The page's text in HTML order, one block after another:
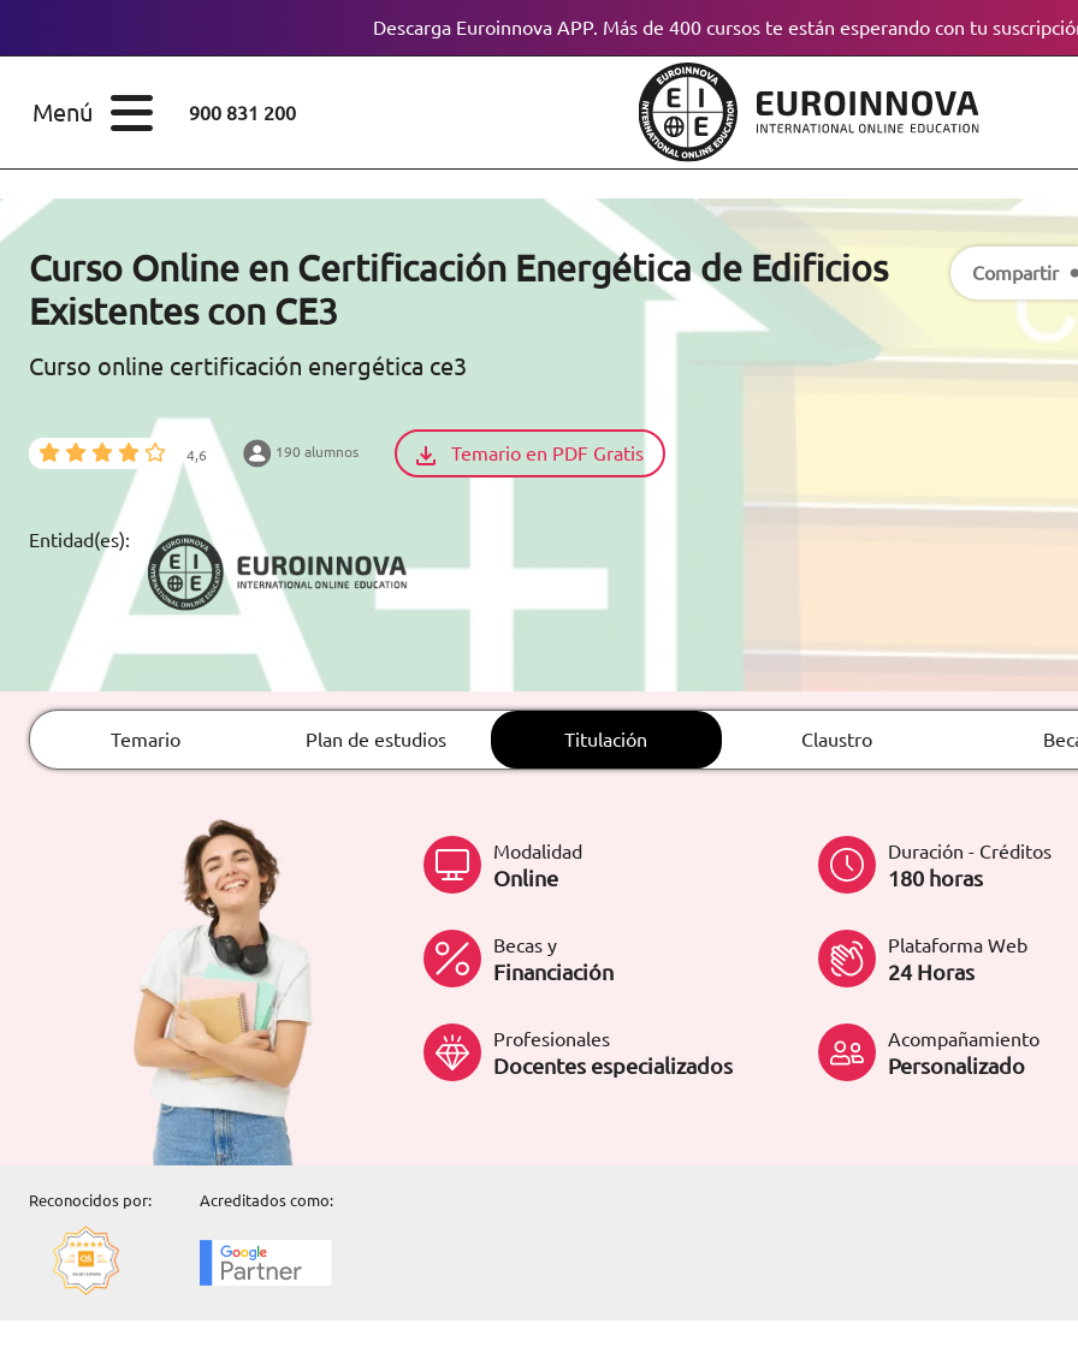
Descarga Euroinnova APP. Más de 400 cursos te están esperando con tu
Menú 900 831 200
ESTUDIOS
CONOCE EUROINNOVA
BECAS Y
RECURSOS
EDUCATIVOS
ARTÍCULOS
ORIENTACIÓN
LABORAL
CONTACTO ES
formacion@euroinnova.com
TRABAJA CON NOSOTROS
ESTUDIOS
Licenciaturas
Doctorados
Maestría
Diplomados
Certificados de
Profesionalidad
Curso Online en Certificación Energética de Edificios
Existentes con CE3
Curso online certificación energética ce3
4,6 190 alumnos Temario en PDF Gratis
Entidad(es):
Compartir
Temario Plan de estudios Titulación Claustro
Modalidad
Online
Duración - Créditos
180 horas
Becas y
Financiación
Plataforma Web
24 Horas
Profesionales
Docentes especializados
Acompañamiento
Personalizado
Reconocidos por: Acreditados como: